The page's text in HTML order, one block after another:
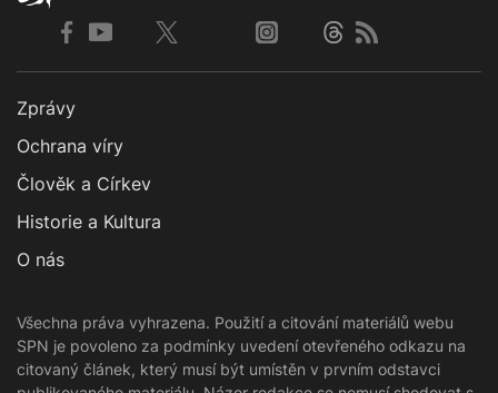
Zprávy
Ochrana víry
Člověk a Církev
Historie a Kultura
O nás
Všechna práva vyhrazena. Použití a citování materiálů webu
SPN je povoleno za podmínky uvedení otevřeného odkazu na
citovaný článek, který musí být umístěn v prvním odstavci